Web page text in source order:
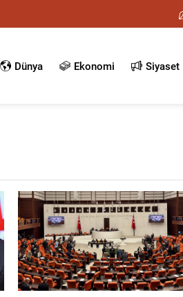
Dünya Ekonomi Siyaset